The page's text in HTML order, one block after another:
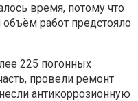
время, потому что
работ предстояло
225 погонных
провели ремонт
антикоррозионную